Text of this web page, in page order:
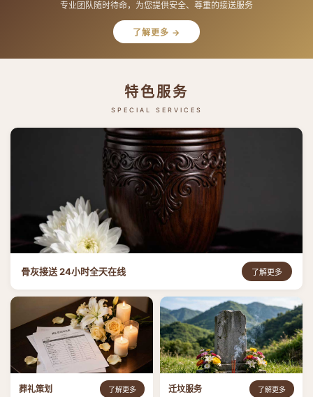
专业团队随时待命，为您提供安全、尊重的接送服务
了解更多 →
特色服务
SPECIAL SERVICES
骨灰接送 24小时全天在线 了解更多
葬礼策划 了解更多 迁坟服务 了解更多